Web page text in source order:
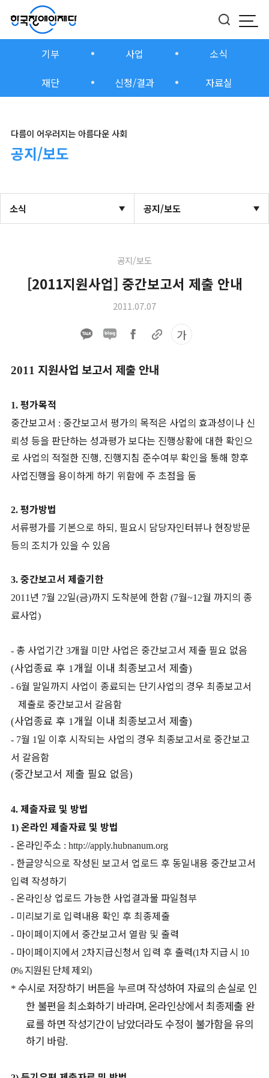
모
버튼
기부 사업
소식
재단
신청/결과 자료실
다름이 어우러지는 아름다운 사회
공지/보도
소식 공지/보도
공지/보도
[2011지원사업] 중간보고서 제출 안내
2011.07.07
가
2011 지원사업 보고서 제출 안내
1. 평가목적
중간보고서 : 중간보고서 평가의 목적은 사업의 효과성이나 신
뢰성 등을 판단하는 성과평가 보다는 진행상황에 대한 확인으
로 사업의 적절한 진행, 진행지침 준수여부 확인을 통해 향후
사업진행을 용이하게 하기 위함에 주 초점을 둠
2. 평가방법
서류평가를 기본으로 하되, 필요시 담당자인터뷰나 현장방문
등의 조치가 있을 수 있음
3. 중간보고서 제출기한
2011 년 7월 22일(금)까지 도착분에 한함 (7월~12월 까지의 종
료사업)
- 총 사업기간 3개월 미만 사업은 중간보고서 제출 필요 없음
(사업종료 후 1 개월 이내 최종보고서 제출)
- 6월 말일까지 사업이 종료되는 단기사업의 경우 최종보고서
제출로 중간보고서 갈음함
(사업종료 후 1 개월 이내 최종보고서 제출)
- 7월 1 일 이후 시작되는 사업의 경우 최종보고서로 중간보고
서 갈음함
(중간보고서 제출 필요 없음)
4. 제출자료 및 방법
1) 온라인 제출자료 및 방법
- 온라인주소 : http://apply.hubnanum.org
- 한글양식으로 작성된 보고서 업로드 후 동일내용 중간보고서
입력 작성하기
- 온라인상 업로드 가능한 사업결과물 파일첨부
- 미리보기로 입력내용 확인 후 최종제출
- 마이페이지에서 중간보고서 열람 및 출력
- 마이페이지에서 2차지급신청서 입력 후 출력(1차 지급 시 10
0% 지원된 단체 제외)
* 수시로 저장하기 버튼을 누르며 작성하여 자료의 손실로 인
한 불편을 최소화하기 바라며,온라인상에서 최종제출 완
료를 하면 작성기간이 남았더라도 수정이 불가함을 유의
하기 바람.